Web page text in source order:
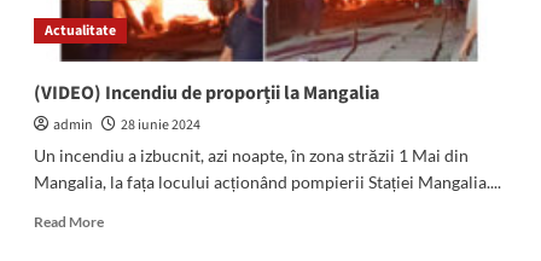
scrum
Actualitate
(VIDEO) Incendiu de proporții la Mangalia
admin
28 iunie 2024
Un incendiu a izbucnit, azi noapte, în zona străzii 1 Mai din
Mangalia, la fața locului acționând pompierii Stației Mangalia....
Read MoreRead